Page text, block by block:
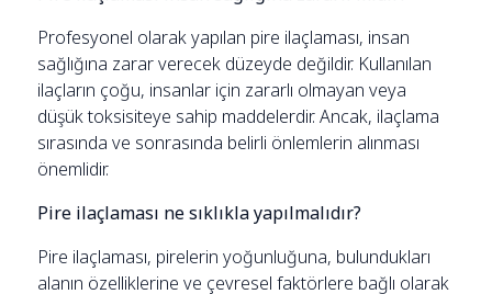
Profesyonel olarak yapılan pire ilaçlaması, insan
sağlığına zarar verecek düzeyde değildir. Kullanılan
ilaçların çoğu, insanlar için zararlı olmayan veya
düşük toksisiteye sahip maddelerdir. Ancak, ilaçlama
sırasında ve sonrasında belirli önlemlerin alınması
önemlidir.
Pire ilaçlaması ne sıklıkla yapılmalıdır?
Pire ilaçlaması, pirelerin yoğunluğuna, bulundukları
alanın özelliklerine ve çevresel faktörlere bağlı olarak